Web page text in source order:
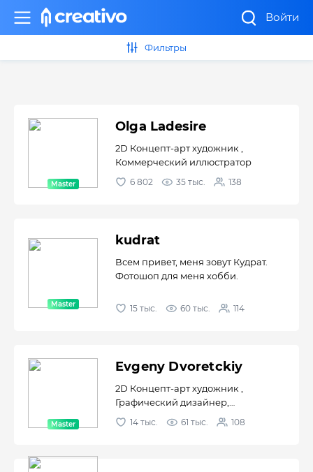
Войти
Фильтры
Olga Ladesire
2D Концепт-арт художник ,
Коммерческий иллюстратор
6 802 35 тыс. 138
kudrat
Всем привет, меня зовут Кудрат.
Фотошоп для меня хобби.
15 тыс. 60 тыс. 114
Evgeny Dvoretckiy
2D Концепт-арт художник ,
Графический дизайнер,
Коммерчески...
14 тыс. 61 тыс. 108